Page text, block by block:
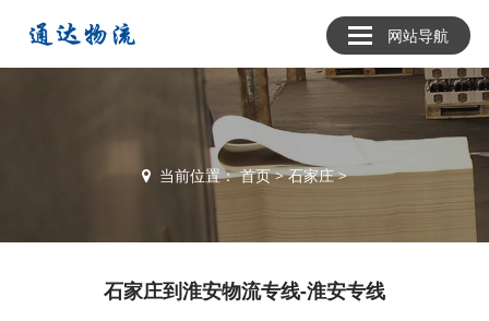
网站导航
当前位置：首页>石家庄>
石家庄到淮安物流专线-淮安专线